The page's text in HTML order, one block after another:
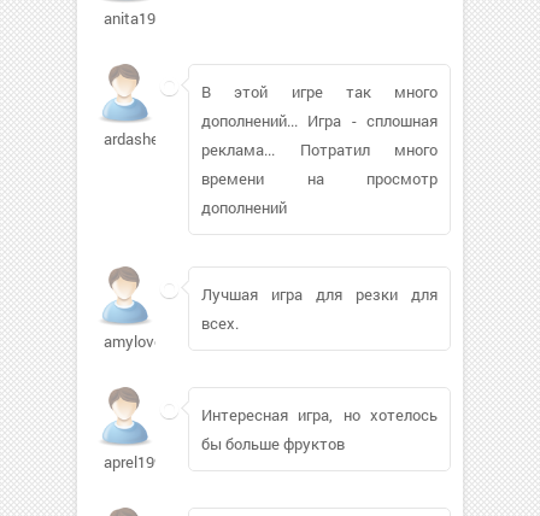
anita1983
ardashevai
В этой игре так много
дополнений... Игра - сплошная
реклама... Потратил много
времени на просмотр
дополнений
amylovoi
Лучшая игра для резки для
всех.
aprel1997
Интересная игра, но хотелось
бы больше фруктов